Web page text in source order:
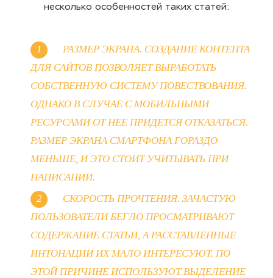
несколько особенностей таких статей:
РАЗМЕР ЭКРАНА. СОЗДАНИЕ КОНТЕНТА
ДЛЯ САЙТОВ ПОЗВОЛЯЕТ ВЫРАБОТАТЬ
СОБСТВЕННУЮ СИСТЕМУ ПОВЕСТВОВАНИЯ.
ОДНАКО В СЛУЧАЕ С МОБИЛЬНЫМИ
РЕСУРСАМИ ОТ НЕЕ ПРИДЕТСЯ ОТКАЗАТЬСЯ.
РАЗМЕР ЭКРАНА СМАРТФОНА ГОРАЗДО
МЕНЬШЕ, И ЭТО СТОИТ УЧИТЫВАТЬ ПРИ
НАПИСАНИИ.
СКОРОСТЬ ПРОЧТЕНИЯ. ЗАЧАСТУЮ
ПОЛЬЗОВАТЕЛИ БЕГЛО ПРОСМАТРИВАЮТ
СОДЕРЖАНИЕ СТАТЬИ, А РАССТАВЛЕННЫЕ
ИНТОНАЦИИ ИХ МАЛО ИНТЕРЕСУЮТ. ПО
ЭТОЙ ПРИЧИНЕ ИСПОЛЬЗУЮТ ВЫДЕЛЕНИЕ